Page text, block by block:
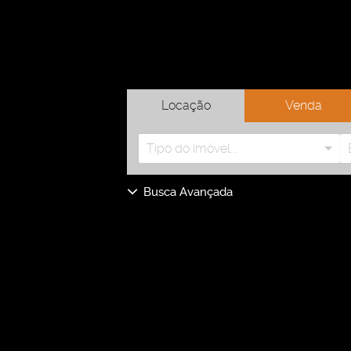
Locação Venda
Tipo do imóvel...
Busca Avançada